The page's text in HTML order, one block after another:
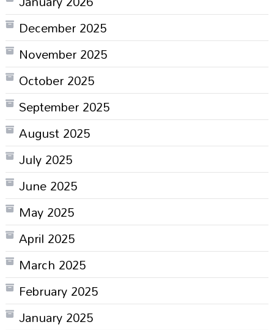
December 2025
November 2025
October 2025
September 2025
August 2025
July 2025
June 2025
May 2025
April 2025
March 2025
February 2025
January 2025